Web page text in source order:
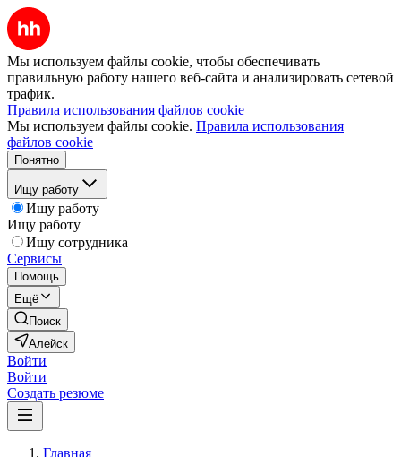
Мы используем файлы cookie, чтобы обеспечивать
правильную работу нашего веб-сайта и анализировать сетевой
трафик.
Правила использования файлов cookie
Мы используем файлы cookie. Правила использования
файлов cookie
Понятно
Ищу работу
Ищу работу
Ищу работу
Ищу сотрудника
Сервисы
Помощь
Ещё
Поиск
Алейск
Войти
Войти
Создать резюме
Главная